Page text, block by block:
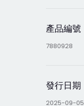
產品編號
7880928
發行日期
2025-09-05